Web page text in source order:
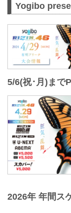
Yogibo
5/6(祝･月)まで
2026年 年間ス